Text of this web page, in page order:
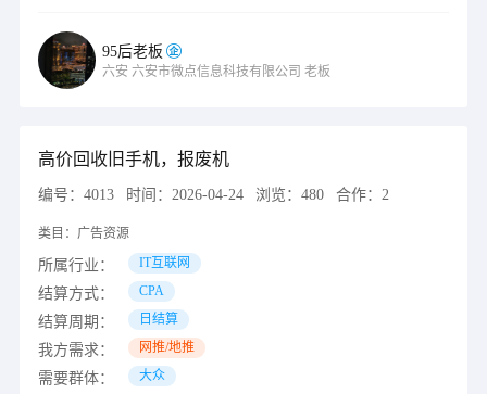
95后老板
六安 六安市微点信息科技有限公司 老板
高价回收旧手机，报废机
编号： 4013 时间： 2026-04-24 浏览： 480 合作： 2
类目： 广告资源
所属行业： IT互联网
结算方式： CPA
结算周期： 日结算
我方需求： 网推/地推
需要群体： 大众